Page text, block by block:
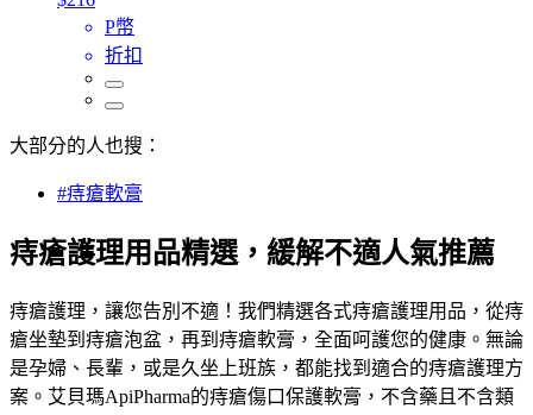
P幣
折扣
大部分的人也搜：
#痔瘡軟膏
痔瘡護理用品精選，緩解不適人氣推薦
痔瘡護理，讓您告別不適！我們精選各式痔瘡護理用品，從痔
瘡坐墊到痔瘡泡盆，再到痔瘡軟膏，全面呵護您的健康。無論
是孕婦、長輩，或是久坐上班族，都能找到適合的痔瘡護理方
案。艾貝瑪ApiPharma的痔瘡傷口保護軟膏，不含藥且不含類